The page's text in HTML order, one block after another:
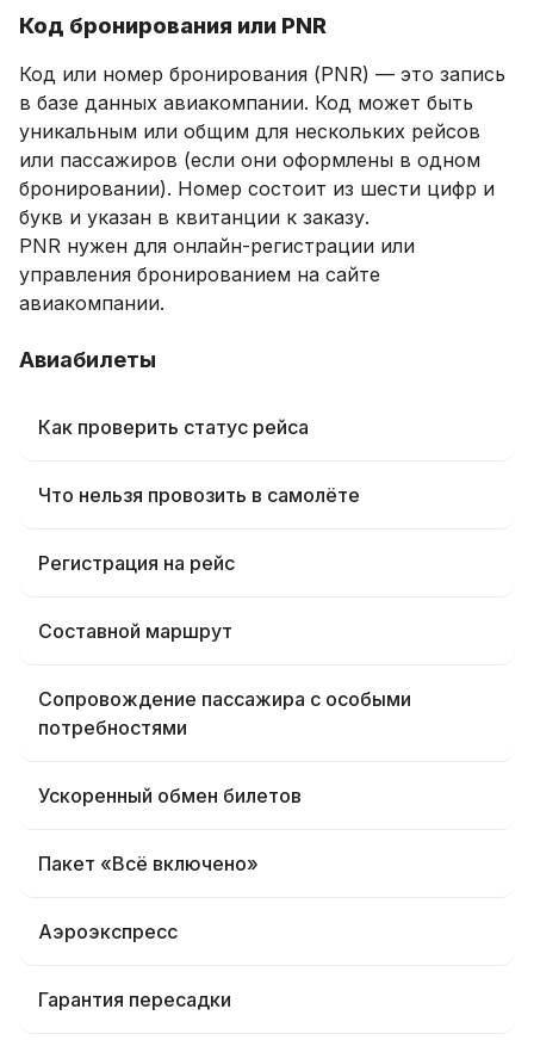
Код бронирования или PNR
Код или номер бронирования (PNR) — это запись
в базе данных авиакомпании. Код может быть
уникальным или общим для нескольких рейсов
или пассажиров (если они оформлены в одном
бронировании). Номер состоит из шести цифр и
букв и указан в квитанции к заказу.
PNR нужен для онлайн-регистрации или
управления бронированием на сайте
авиакомпании.
Авиабилеты
Как проверить статус рейса
Что нельзя провозить в самолёте
Регистрация на рейс
Составной маршрут
Сопровождение пассажира с особыми
потребностями
Ускоренный обмен билетов
Пакет «Всё включено»
Аэроэкспресс
Гарантия пересадки